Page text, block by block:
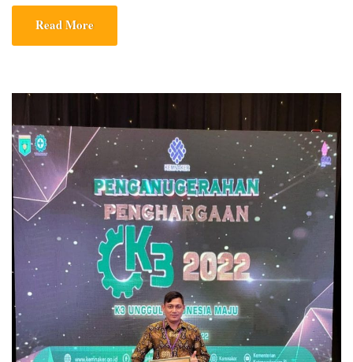
BUMN. Perusahaan swasta yang bergerak di bidang Konstruksi
ada PT Harum Jaya, satu satu perusahaan di Aceh yang diundang
Read More